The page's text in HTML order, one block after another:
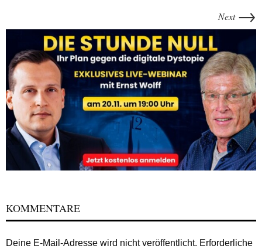
Next →
KOMMENTARE
Deine E-Mail-Adresse wird nicht veröffentlicht. Erforderliche